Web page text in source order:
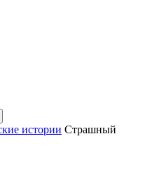
истории Страшный